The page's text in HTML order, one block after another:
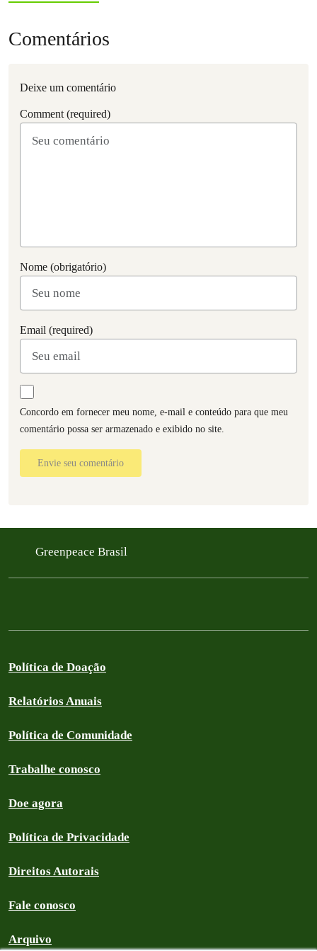
Comentários
Deixe um comentário
Comment (required)
Nome (obrigatório)
Email (required)
Concordo em fornecer meu nome, e-mail e conteúdo para que meu
comentário possa ser armazenado e exibido no site.
Envie seu comentário
Greenpeace Brasil
Política de Doação
Relatórios Anuais
Política de Comunidade
Trabalhe conosco
Doe agora
Política de Privacidade
Direitos Autorais
Fale conosco
Arquivo